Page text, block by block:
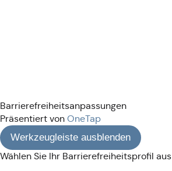
Barrierefreiheitsanpassungen
Präsentiert von OneTap
Werkzeugleiste ausblenden
Wählen Sie Ihr Barrierefreiheitsprofil aus